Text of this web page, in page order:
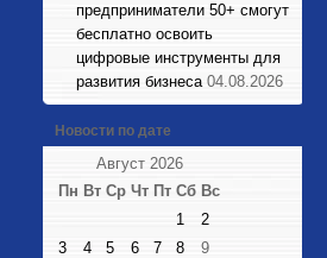
предприниматели 50+ смогут
бесплатно освоить
цифровые инструменты для
развития бизнеса 04.08.2026
Новости по дате
Август 2026
Пн Вт Ср Чт Пт Сб Вс
1
2
3
4 5 6 7 8
9